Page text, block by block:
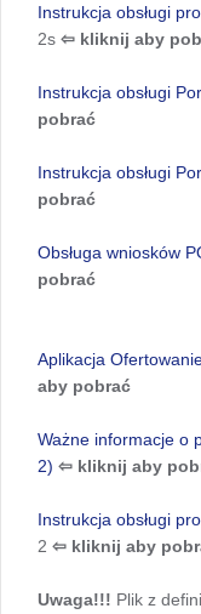
Instrukcja obsługi
2s ⇦ kliknij aby
Instrukcja obsługi
pobrać
Instrukcja obsługi
pobrać
Obsługa wniosków
pobrać
Aplikacja
aby pobrać
Ważne informacje o
2) ⇦ kliknij aby
Instrukcja obsługi
2 ⇦ kliknij aby
Uwaga!!! Plik z